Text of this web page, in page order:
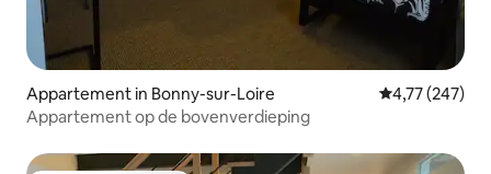
Appartement in Bonny-sur-Loire Gemiddelde
4,77 (247)
Appartement op de bovenverdieping